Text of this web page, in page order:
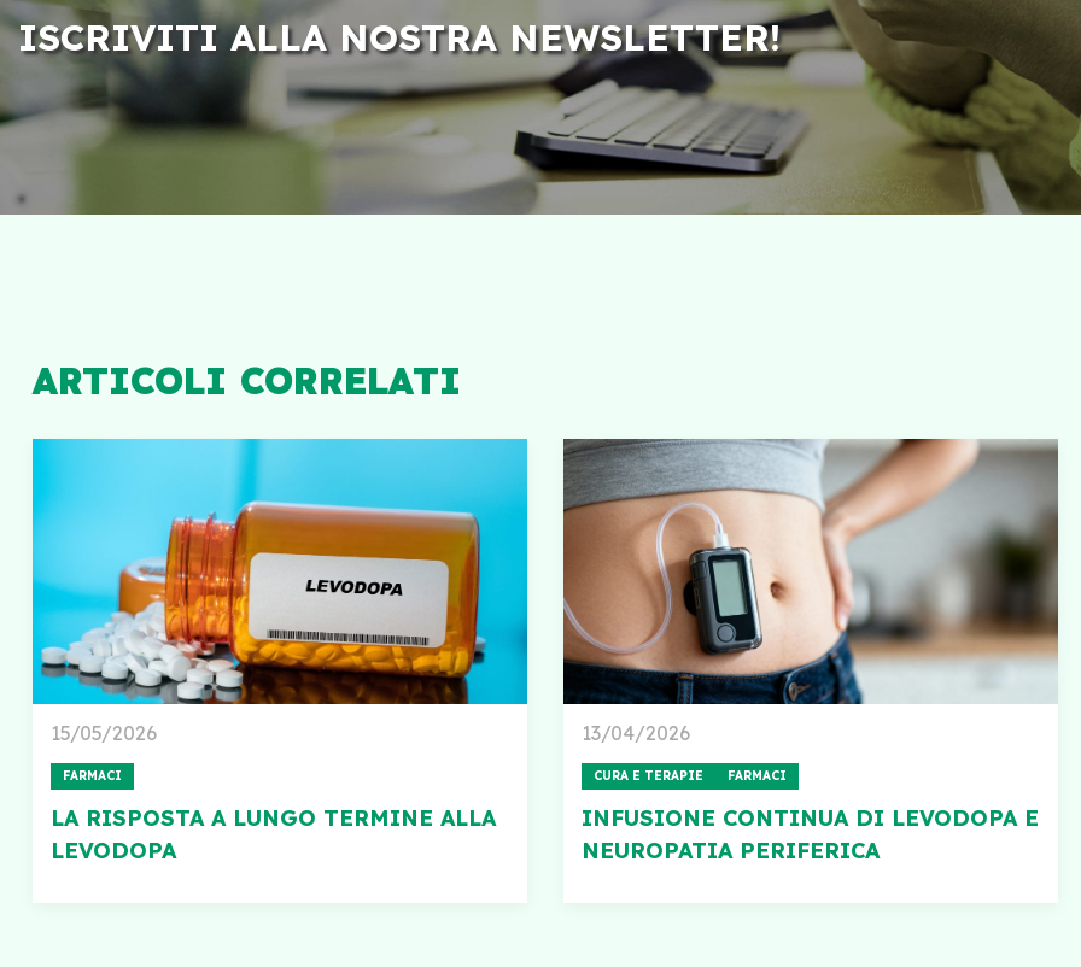
ISCRIVITI ALLA NOSTRA NEWSLETTER!
ARTICOLI CORRELATI
15/05/2026
FARMACI
LA RISPOSTA A LUNGO TERMINE ALLA
LEVODOPA
13/04/2026
CURA E TERAPIE FARMACI
INFUSIONE CONTINUA DI LEVODOPA E
NEUROPATIA PERIFERICA